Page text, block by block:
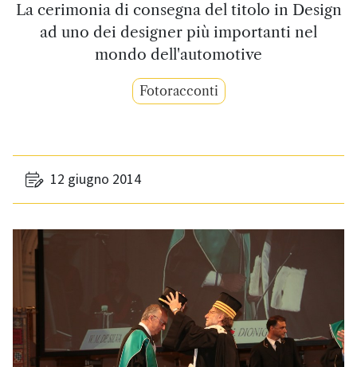
La cerimonia di consegna del titolo in Design
ad uno dei designer più importanti nel
mondo dell'automotive
Fotoracconti
12 giugno 2014